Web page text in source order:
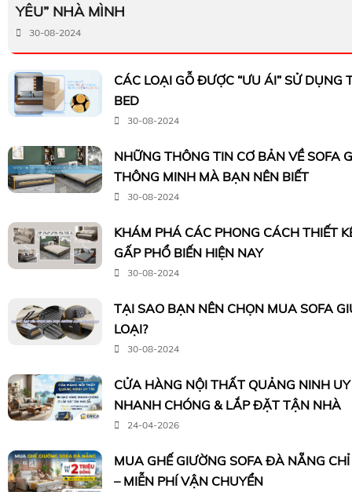
YÊU” NHÀ MÌNH
30-08-2024
CÁC LOẠI GỖ ĐƯỢC “ƯU ÁI” SỬ DỤNG
BED
30-08-2024
NHỮNG THÔNG TIN CƠ BẢN VỀ SOFA
THÔNG MINH MÀ BẠN NÊN BIẾT
30-08-2024
KHÁM PHÁ CÁC PHONG CÁCH THIẾT
GẤP PHỔ BIẾN HIỆN NAY
30-08-2024
TẠI SAO BẠN NÊN CHỌN MUA SOFA
LOẠI?
30-08-2024
CỬA HÀNG NỘI THẤT QUẢNG NINH
NHANH CHÓNG & LẮP ĐẶT TẬN NHÀ
24-04-2026
MUA GHẾ GIƯỜNG SOFA ĐÀ NẴNG
– MIỄN PHÍ VẬN CHUYỂN